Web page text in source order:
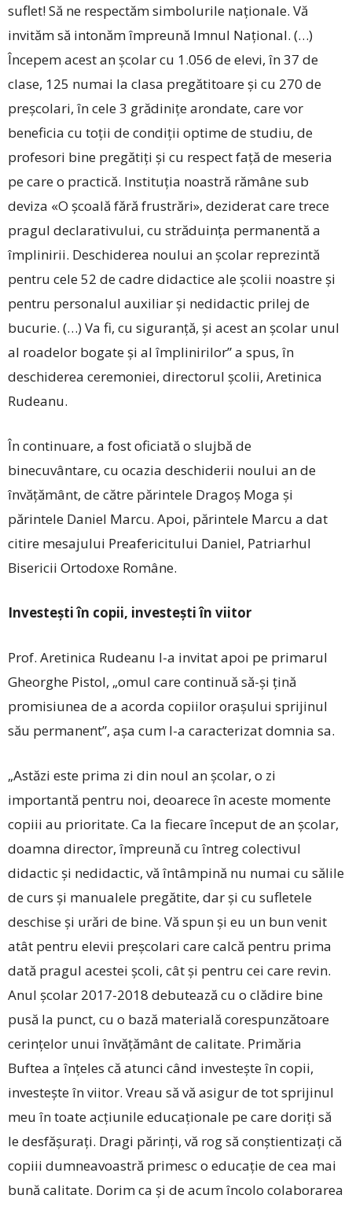
suflet! Să ne respectăm simbolurile naționale. Vă
invităm să intonăm împreună Imnul Național. (…)
Începem acest an școlar cu 1.056 de elevi, în 37 de
clase, 125 numai la clasa pregătitoare și cu 270 de
preșcolari, în cele 3 grădinițe arondate, care vor
beneficia cu toții de condiții optime de studiu, de
profesori bine pregătiți și cu respect față de meseria
pe care o practică. Instituția noastră rămâne sub
deviza «O școală fără frustrări», deziderat care trece
pragul declarativului, cu străduința permanentă a
împlinirii. Deschiderea noului an școlar reprezintă
pentru cele 52 de cadre didactice ale școlii noastre și
pentru personalul auxiliar și nedidactic prilej de
bucurie. (…) Va fi, cu siguranță, și acest an școlar unul
al roadelor bogate și al împlinirilor” a spus, în
deschiderea ceremoniei, directorul școlii, Aretinica
Rudeanu.
În continuare, a fost oficiată o slujbă de
binecuvântare, cu ocazia deschiderii noului an de
învățământ, de către părintele Dragoș Moga și
părintele Daniel Marcu. Apoi, părintele Marcu a dat
citire mesajului Preafericitului Daniel, Patriarhul
Bisericii Ortodoxe Române.
Investești în copii, investești în viitor
Prof. Aretinica Rudeanu l-a invitat apoi pe primarul
Gheorghe Pistol, „omul care continuă ­să-și țină
promisiunea de a acorda copiilor orașului sprijinul
său permanent”, așa cum l-a caracterizat domnia sa.
„Astăzi este prima zi din noul an școlar, o zi
importantă pentru noi, deoarece în aceste momente
copiii au prioritate. Ca la fiecare început de an școlar,
doamna director, împreună cu întreg colectivul
didactic și nedidactic, vă întâmpină nu numai cu sălile
de curs și manualele pregătite, dar și cu sufletele
deschise și urări de bine. Vă spun și eu un bun venit
atât pentru elevii preșcolari care calcă pentru prima
dată pragul acestei școli, cât și pentru cei care revin.
Anul școlar 2017-2018 debutează cu o clădire bine
pusă la punct, cu o bază materială corespunzătoare
cerințelor unui învățământ de calitate. Primăria
Buftea a înțeles că atunci când investește în copii,
investește în viitor. Vreau să vă asigur de tot sprijinul
meu în toate acțiunile educaționale pe care doriți să
le desfășurați. Dragi părinți, vă rog să conștientizați că
copiii dumneavoastră primesc o educație de cea mai
bună calitate. Dorim ca și de acum încolo colaborarea